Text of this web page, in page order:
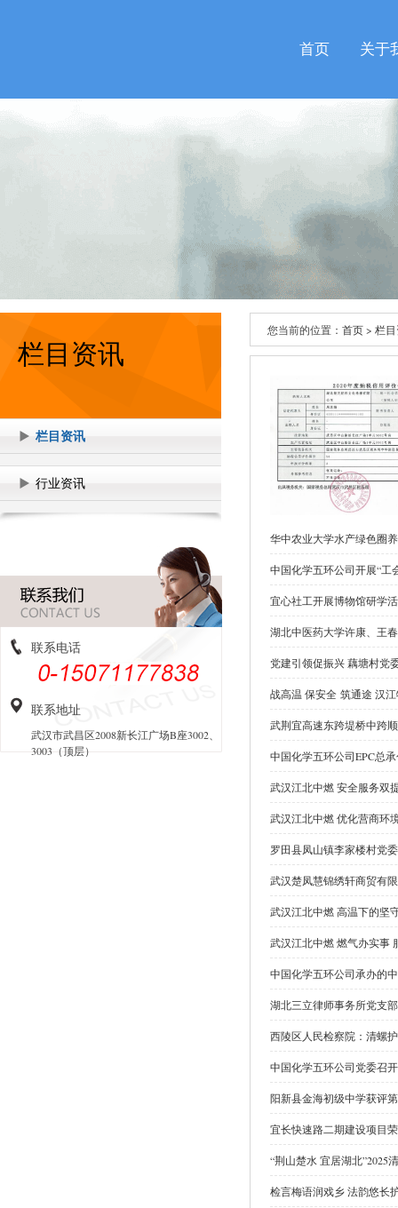
首页 关于
栏目资讯
栏目资讯
行业资讯
联系电话
联系地址
武汉市武昌区2008新长江广场B座3002、
3003（顶层）
您当前的位置： 首页> 栏
华中农业大学水产绿色圈
中国化学五环公司开展“工
宜心社工开展博物馆研学
湖北中医药大学许康、王
党建引领促振兴 藕塘村党
战高温 保安全 筑通途 汉
武荆宜高速东跨堤桥中跨
中国化学五环公司EPC总
武汉江北中燃 安全服务双
武汉江北中燃 优化营商环
罗田县凤山镇李家楼村党
武汉楚凤慧锦绣轩商贸有
武汉江北中燃 高温下的坚
武汉江北中燃 燃气办实事
中国化学五环公司承办的
湖北三立律师事务所党支
西陵区人民检察院：清螺
中国化学五环公司党委召
阳新县金海初级中学获评
宜长快速路二期建设项目
“荆山楚水 宜居湖北”2025
检言梅语润戏乡 法韵悠长